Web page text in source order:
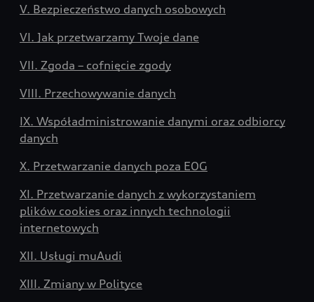
V. Bezpieczeństwo danych osobowych
VI. Jak przetwarzamy Twoje dane
VII. Zgoda – cofnięcie zgody
VIII. Przechowywanie danych
IX. Współadministrowanie danymi oraz odbiorcy
danych
X. Przetwarzanie danych poza EOG
XI. Przetwarzanie danych z wykorzystaniem
plików cookies oraz innych technologii
internetowych
XII. Usługi muAudi
XIII. Zmiany w Polityce